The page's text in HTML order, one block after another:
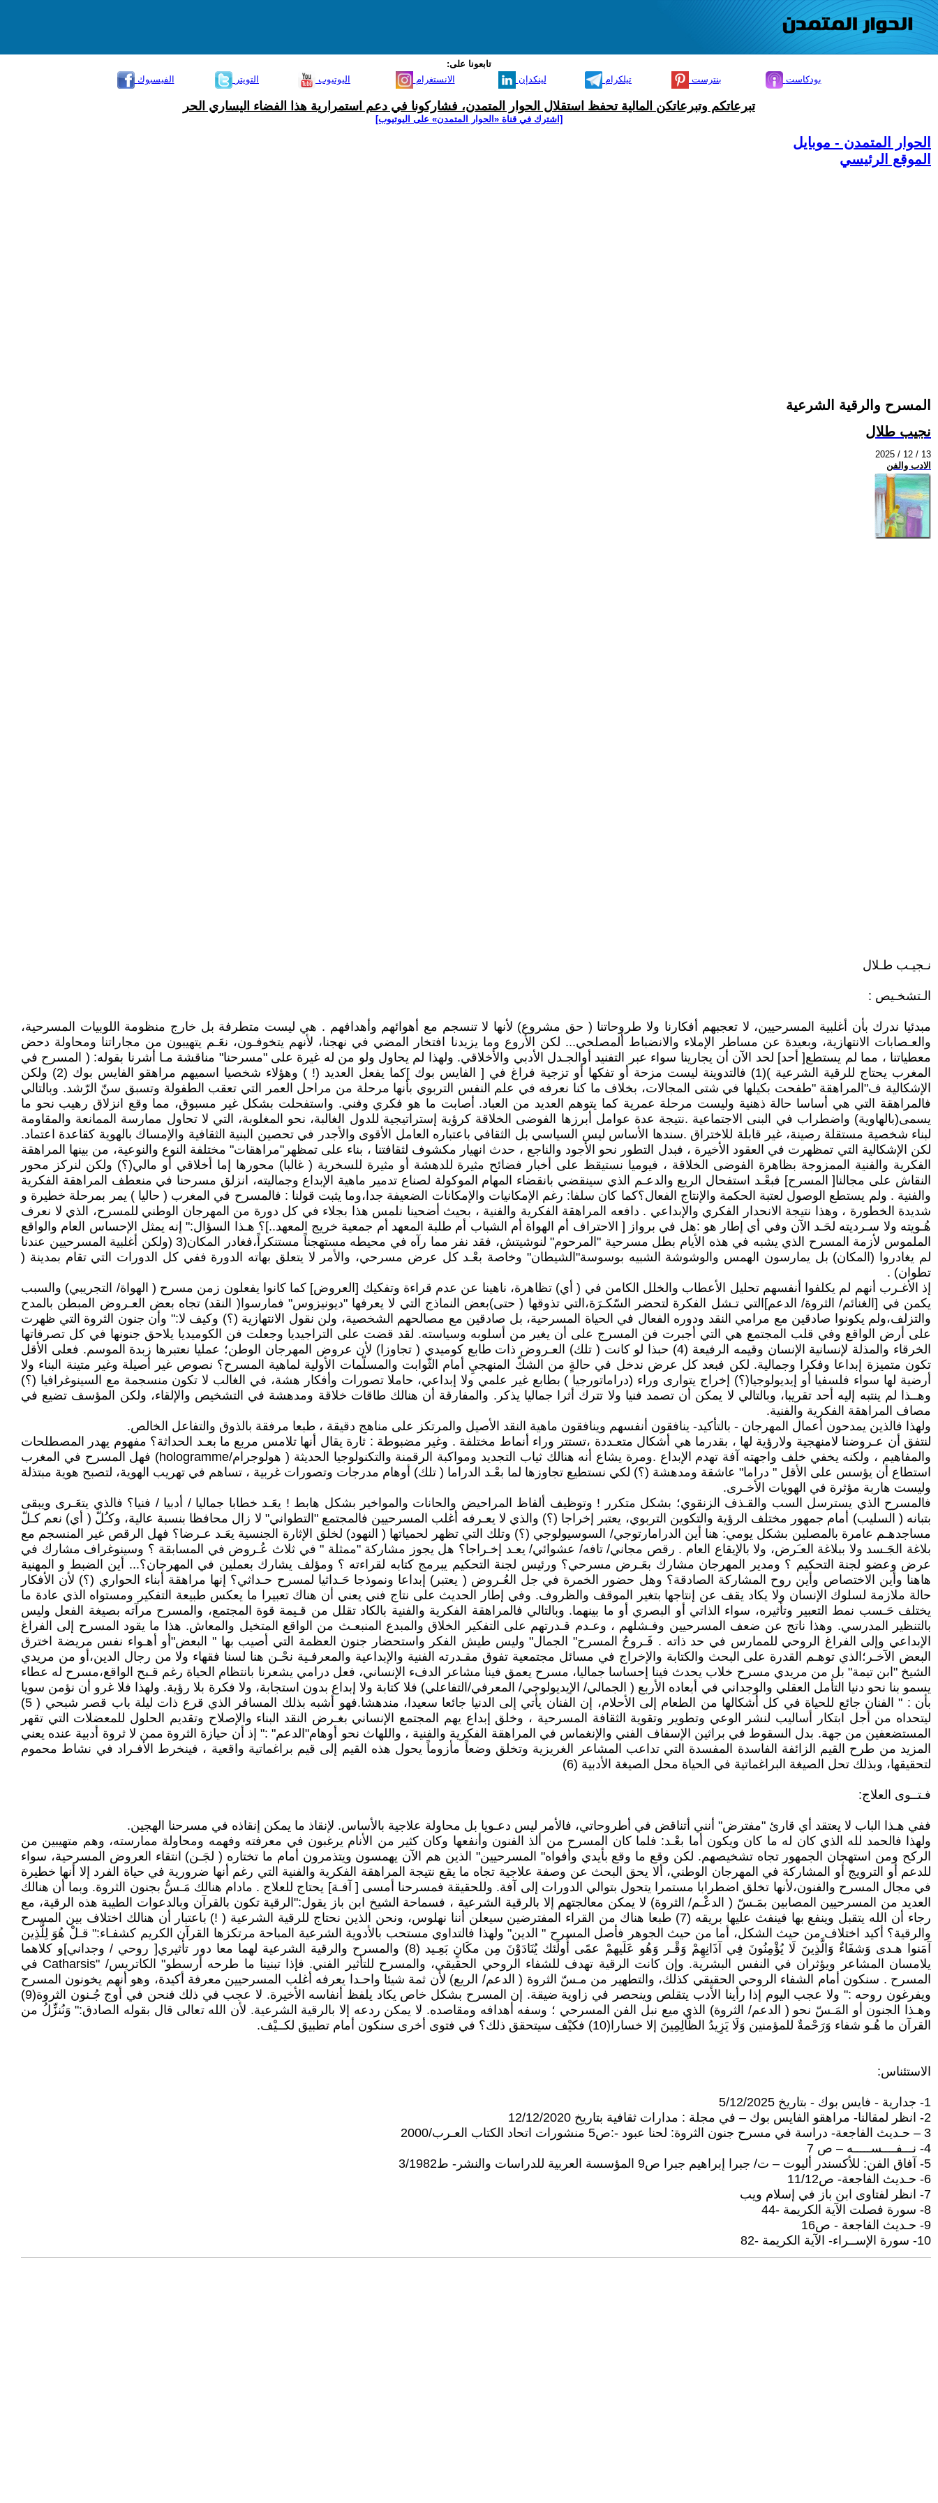
تابعونا على:
الفيسبوك
التويتر اليوتيوب الانستغرام لينكدإن تيلكرام بنترست بودكاست
تبرعاتكم وتبرعاتكن المالية تحفظ استقلال الحوار المتمدن، فشاركونا في دعم استمرارية هذا الفضاء اليساري الحر
[اشترك في قناة ‫«الحوار المتمدن» على اليوتيوب]
الحوار المتمدن - موبايل
الموقع الرئيسي
المسرح والرقية الشرعية
نجيب طلال
2025 / 12 / 13
الادب والفن
نـجيـب طـلال
الـتشخـيص :
مبدئيا ندرك بأن أغلبية المسرحيين، لا تعجبهم أفكارنا ولا طروحاتنا ( حق مشروع) لأنها لا تنسجم مع أهوائهم وأهدافهم . هي ليست متطرفة بل خارج منظومة اللوبيات المسرحية،
والعـصابات الانتهازية، وبعيدة عن مساطر الإملاء والانضباط ألمصلحي... لكن الأروع وما يزيدنا افتخار المضي في نهجنا، لأنهم يتخوفـون، نعَـم يتهيبون من مجاراتنا ومحاولة دحض
معطياتنا ، مما لم يستطع[ أحد] لحد الآن أن يجارينا سواء عبر التفنيد أوالجـدل الأدبي والأخلاقي. ولهذا لم يحاول ولو من له غيرة على "مسرحنا" مناقشة مـا أشرنا بقوله: ( المسرح في
المغرب يحتاج للرقية الشرعية )(1) فالتدوينة ليست مزحة أو تفكها أو تزجية فراغ في [ الفايس بوك ]كما يفعل العديد (! ) وهؤلاء شخصيا اسميهم مراهقو الفايس بوك (2) ولكن
الإشكالية ف"المراهقة "طفحت بكيلها في شتى المجالات، بخلاف ما كنا نعرفه في علم النفس التربوي بأنها مرحلة من مراحل العمر التي تعقب الطفولة وتسبق سنّ الرّشد. وبالتالي
فالمراهقة التي هي أساسا حالة ذهنية وليست مرحلة عمرية كما يتوهم العديد من العباد. أصابت ما هو فكري وفني. واستفحلت بشكل غير مسبوق، مما وقع انزلاق رهيب نحو ما
يسمى(بالهاوية) واضطراب في البنى الاجتماعية .نتيجة عدة عوامل أبرزها الفوضى الخلاقة كرؤية إستراتيجية للدول الغالبة، نحو المغلوبة، التي لا تحاول ممارسة الممانعة والمقاومة
لبناء شخصية مستقلة رصينة، غير قابلة للاختراق .سندها الأساس ليس السياسي بل الثقافي باعتباره العامل الأقوى والأجدر في تحصين البنية الثقافية والإمساك بالهوية كقاعدة اعتماد.
لكن الإشكالية التي تمظهرت في العقود الأخيرة ، فبدل التطور نحو الأجود والناجع ، حدث انهيار مكشوف لثقافتنا ، بناء على تمظهر"مراهقات" مختلفة النوع والنوعية، من بينها المراهقة
الفكرية والفنية الممزوجة بظاهرة الفوضى الخلاقة ، فيوميا نستيقظ على أخبار فضائح مثيرة للدهشة أو مثيرة للسخرية ( غالبا) محورها إما أخلاقي أو مالي(؟) ولكن لنركز محور
النقاش على مجالنا[ المسرح] فبعْـد استفحال الريع والدعـم الذي سينقضي بانقضاء المهام الموكولة لصناع تدمير ماهية الإبداع وجماليته، انزلق مسرحنا في منعطف المراهقة الفكرية
والفنية . ولم يستطع الوصول لعتبة الحكمة والإنتاج الفعال؟كما كان سلفا: رغم الإمكانيات والإمكانات الضعيفة جدا،وما يثبت قولنا : فالمسرح في المغرب ( حاليا ) يمر بمرحلة خطيرة و
شديدة الخطورة ، وهذا نتيجة الانحدار الفكري والإبداعي . دافعه المراهقة الفكرية والفنية ، بحيث أضحينا نلمس هذا بجلاء في كل دورة من المهرجان الوطني للمسرح، الذي لا نعرف
هُـويته ولا سـرديته لحَـد الآن وفي أي إطار هو :هل في برواز [ الاحتراف أم الهواة أم الشباب أم طلبة المعهد أم جمعية خريج المعهد..]؟ هـذا السؤال:" إنه يمثل الإحساس العام والواقع
الملموس لأزمة المسرح الذي يشبه في هذه الأيام بطل مسرحية "المرحوم" لنوشيتش، فقد نفر مما رآه في محيطه مستهجناً مستنكراً،فغادر المكان(3 (ولكن أغلبية المسرحيين عندنا
لم يغادروا (المكان) بل يمارسون الهمس والوشوشة الشبيه بوسوسة"الشيطان" وخاصة بعْـد كل عرض مسرحي، والأمر لا يتعلق بهاته الدورة ففي كل الدورات التي تقام بمدينة (
تطوان) .
إذ الأغـرب أنهم لم يكلفوا أنفسهم تحليل الأعطاب والخلل الكامن في ( أي) تظاهرة، ناهينا عن عدم قراءة وتفكيك [العروض] كما كانوا يفعلون زمن مسرح ( الهواة/ التجريبي) والسبب
يكمن في [الغنائم/ الثروة/ الدعم]التي تـشل الفكرة لتحضر السّكـرَة،التي تذوقها ( حتى)بعض النماذج التي لا يعرفها "ديونيزوس" فمارسوا( النقد) تجاه بعض العـروض المبطن بالمدح
والتزلف،ولم يكونوا صادقين مع مرامي النقد ودوره الفعال في الحياة المسرحية، بل صادقين مع مصالحهم الشخصية، ولن نقول الانتهازية (؟) وكيف لا:" وأن جنون الثروة التي ظهرت
على أرض الواقع وفي قلب المجتمع هي التي أجبرت فن المسرج على أن يغير من أسلوبه وسياسته. لقد قضت على التراجيديا وجعلت فن الكوميديا يلاحق جنونها في كل تصرفاتها
الخرقاء والمذلة لإنسانية الإنسان وقيمه الرفيعة (4) حبذا لو كانت ( تلك) العـروض ذات طابع كوميدي ( تجاوزا) لأن عروض المهرجان الوطن؛ عمليا نعتبرها زبدة الموسم. فعلى الأقل
تكون متميزة إبداعا وفكرا وجمالية. لكن فبعد كل عرض ندخل في حالةٍ من الشكّ المنهجيِ أمام الثّوابت والمسلّمات الأولية لماهية المسرح؟ نصوص غير أصيلة وغير متينة البناء ولا
أرضية لها سواء فلسفيا أو إيديولوجيا(؟) إخراج يتوارى وراء (دراماتورجيا ) بطابع غير علمي ولا إبداعي، حاملا تصورات وأفكار هشة، في الغالب لا تكون منسجمة مع السينوغرافيا (؟)
وهــذا لم ينتبه إليه أحد تقريبا، وبالتالي لا يمكن أن تصمد فنيا ولا تترك أثرا جماليا يذكر. والمفارقة أن هنالك طاقات خلاقة ومدهشة في التشخيص والإلقاء، ولكن المؤسف تضيع في
مصاف المراهقة الفكرية والفنية.
ولهذا فالذين يمدحون أعمال المهرجان - بالتأكيد- ينافقون أنفسهم وينافقون ماهية النقد الأصيل والمرتكز على مناهج دقيقة ، طبعا مرفقة بالذوق والتفاعل الخالص.
لنتفق أن عـروضنا لامنهجية ولارؤية لها ، بقدرما هي أشكال متعـددة ،تستتر وراء أنماط مختلفة . وغير مضبوطة : ثارة يقال أنها تلامس مربع ما بعـد الحداثة؟ مفهوم يهدر المصطلحات
والمفاهيم ، ولكنه يخفي خلف واجهته آفة تهدم الإبداع .ومرة يشاع أنه هنالك ثياب التجديد ومواكبة الرقمنة والتكنولوجيا الحديثة ( هولوجرام/hologramme) فهل المسرح في المغرب
استطاع أن يؤسس على الأقل " دراما" عاشقة ومدهشة (؟) لكي نستطيع تجاوزها لما بعْـد الدراما ( تلك) أوهام مدرجات وتصورات غربية ، تساهم في تهريب الهوية، لتصبح هوية مبتذلة
وليست هاربة مؤثرة في الهويات الأخـرى.
فالمسرح الذي يسترسل السب والقـذف الزنقوي؛ بشكل متكرر ! وتوظيف ألفاظ المراحيض والحانات والمواخير بشكل هابط ! يعَـد خطابا جماليا / أدبيا / فنيا؟ فالذي يتعَـرى ويبقى
بتبانه ( السليب) أمام جمهور مختلف الرؤية والتكوين التربوي، يعتبر إخراجا (؟) والذي لا يعـرفه أغلب المسرحيين فالمجتمع "التطواني" لا زال محافظا بنسبة عالية، وكـُلّ ( أي) نعم كـلّ
مساجدهـم عامرة بالمصلين بشكل يومي: هنا أين الدرامارتوجي/ السوسيولوجي (؟) وتلك التي تظهر لحمياتها ( النهود) لخلق الإثارة الجنسية يعَـد عـرضا؟ فهل الرقص غير المنسجم مع
بلاغة الجَـسد ولا ببلاغة العـَرض، ولا بالإيقاع العام . رقص مجاني/ تافه/ عشوائي/ يعـد إخـراجا؟ هل يجوز مشاركة "ممثلة " في ثلاث عُـروض في المسابقة ؟ وسينوغراف مشارك في
عرض وعضو لجنة التحكيم ؟ ومدير المهرجان مشارك بعَـرض مسرحي؟ ورئيس لجنة التحكيم يبرمج كتابه لقراءته ؟ ومؤلف يشارك بعملين في المهرجان؟... أين الضبط و المهنية
هاهنا وأين الاختصاص وأين روح المشاركة الصادقة؟ وهل حضور الخمرة في جل العُـروض ( يعتبر) إبداعا ونموذجا حَـداثيا لمسرح حـداثي؟ إنها مراهقة أبناء الحواري (؟) لأن الأفكار
حالة ملازمة لسلوك الإنسان ولا يكاد يقف عن إنتاجها بتغير الموقف والظروف. وفي إطار الحديث على نتاج فني يعني أن هناك تعبيرا ما يعكس طبيعة التفكير ومستواه الذي عادة ما
يختلف حَـسب نمط التعبير وتأثيره، سواء الذاتي أو البصري أو ما بينهما. وبالتالي فالمراهقة الفكرية والفنية بالكاد تقلل من قـيمة قوة المجتمع، والمسرح مرآته بصيغة الفعل وليس
بالتنظير المدرسي. وهذا ناتج عن ضعف المسرحيين وفـشلهم ، وعـدم قـدرتهم على التفكير الخلاق والمبدع المنبعـث من الواقع المتخيل والمعاش. هذا ما يقود المسرح إلى الفراغ
الإبداعي وإلى الفراغ الروحي للممارس في حد ذاته . فَـروحُ المسرح" الجمال" وليس طيش الفكر واستحضار جنون العظمة التي أصيب بها " البعض"أو أهـواء نفس مريضة اخترق
البعض الآخـر؛الذي توهـم القدرة على البحث والكتابة والإخراج في مسائل مجتمعية تفوق مقـدرته الفنية والإبداعية والمعرفـية نحْـن هنا لسنا فقهاء ولا من رجال الدين،أو من مريدي
الشيخ "ابن تيمة" بل من مريدي مسرح خلاب يحدث فينا إحساسا جماليا، مسرح يعمق فينا مشاعر الدفء الإنساني، فعل درامي يشعرنا بانتظام الحياة رغم قـبح الواقع،مسرح له عطاء
يسمو بنا نحو دنيا التأمل العقلي والوجداني في أبعاده الأربع ( الجمالي/ الإيديولوجي/ المعرفي/التفاعلي) فلا كتابة ولا إبداع بدون استجابة، ولا فكرة بلا رؤية. ولهذا فلا غرو أن نؤمن سويا
بأن : " الفنان جائع للحياة في كل أشكالها من الطعام إلى الأحلام، إن الفنان يأتي إلى الدنيا جائعا سعيدا، مندهشا.فهو أشبه بذلك المسافر الذي قرع ذات ليلة باب قصر شبحي ( 5)
ليتحداه من أجل ابتكار أساليب لنشر الوعي وتطوير وتقوية الثقافة المسرحية ، وخلق إبداع يهم المجتمع الإنساني بغـرض النقد البناء والإصلاح وتقديم الحلول للمعضلات التي تقهر
المستضعفين من جهة. بدل السقوط في براثين الإسفاف الفني والإنغماس في المراهقة الفكرية والفنية ، واللهاث نحو أوهام"الدعم" :" إذ أن حيازة الثروة ممن لا ثروة أدبية عنده يعني
المزيد من طرح القيم الزائفة الفاسدة المفسدة التي تداعب المشاعر الغريزية وتخلق وضعاً مأزوماً يحول هذه القيم إلى قيم براغماتية واقعية ، فينخرط الأفـراد في نشاط محموم
لتحقيقها، وبذلك تحل الصيغة البراغماتية في الحياة محل الصيغة الأدبية (6)
فـتــوى العلاج:
ففي هـذا الباب لا يعتقد أي قارئ "مفترض" أنني أتناقض في أطروحاتي، فالأمر ليس دعـويا بل محاولة علاجية بالأساس. لإنقاذ ما يمكن إنقاذه في مسرحنا الهجين.
ولهذا فالحمد لله الذي كان له ما كان ويكون أما بعْـد: فلما كان المسرح من ألذ الفنون وأنفعها وكان كثير من الأنام يرغبون في معرفته وفهمه ومحاولة ممارسته، وهم متهيبين من
الركح ومن استهجان الجمهور تجاه تشخيصهم. لكن وقع ما وقع بأيدي وأفواه" المسرحيين" الذين هم الآن يهمسون ويتذمرون أمام ما تختاره ( لجَـن) انتقاء العروض المسرحية، سواء
للدعم أو الترويج أو المشاركة في المهرجان الوطني، ألا يحق البحث عن وصفة علاجية تجاه ما يقع نتيجة المراهقة الفكرية والفنية التي رغم أنها ضرورية في حياة الفرد إلا أنها خطيرة
في مجال المسرح والفنون،لأنها تخلق اضطرابا مستمرا يتحول بتوالي الدورات إلى آفة. وللحقيقة فمسرحنا أمسى [ آفـة] يحتاج للعلاج . مادام هنالك مَـسُّ بجنون الثروة. وبما أن هنالك
العديد من المسرحيين المصابين بمَـسّ ( الدعْـم/ الثروة) لا يمكن معالجتهم إلا بالرقية الشرعية ، فسماحة الشيخ ابن باز يقول:"الرقية تكون بالقرآن وبالدعوات الطيبة هذه الرقية، مع
رجاء أن الله يتقبل وينفع بها فينفث عليها بريقه (7) طبعا هناك من القراء المفترضين سيعلن أننا نهلوس، ونحن الذين نحتاج للرقية الشرعية ( !) باعتبار أن هنالك اختلاف بين المسرح
والرقية؟ أكيد اختلاف من حيث الشكل، أما من حيث الجوهر فأصل المسرح " الدين" ولهذا فالتداوي مستحب بالأدوية الشرعية المباحة مرتكزها القرآن الكريم كشفـاء:" قـلْ هُوَ لِلَّذِين
آمَنوا هـدى وَشفَاءٌ وَالَّذِينَ لَا يُؤْمِنُونَ فِي آذَانِهِمْ وَقْـر وَهُو عَلَيهمْ عمًى أُولَٰئك يُنَادَوْنَ مِن مكَانٍ بَعِـيد (8) والمسرح والرقية الشرعية لهما معا دور تأثيري[ روحي / وجداني]و كلاهما
يلامسان المشاعر ويؤثران في النفس البشرية. وإن كانت الرقية تهدف للشفاء الروحي الحقيقي، والمسرح للتأثير الفني. فإذا تبنينا ما طرحه أرسطو" الكاتريس/ "Catharsis في
المسرح . سنكون أمام الشفاء الروحي الحقيقي كذلك، والتطهير من مـسّ الثروة ( الدعم/ الريع) لأن ثمة شيئا واحـدا يعرفه أغلب المسرحيين معرفة أكيدة، وهو أنهم يخونون المسرح
ويفرغون روحه :" ولا عجب اليوم إذا رأينا الأدب يتقلص وينحصر في زاوية ضيقة. إن المسرح بشكل خاص يكاد يلفظ أنفاسه الأخيرة. لا عجب في ذلك فنحن في أوج جُـنون الثروة(9)
وهـذا الجنون أو المَـسّ نحو ( الدعم/ الثروة) الذي ميع نبل الفن المسرحي ؛ وسفه أهدافه ومقاصده. لا يمكن ردعه إلا بالرقية الشرعية. لأن الله تعالى قال بقوله الصادق:" وَنُنزِّلُ من
القرآن ما هُـو شفاء وَرَحْمةٌ للمؤمنين وَلَا يَزِيدُ الظَّالِمِينَ إلا خسارا(10) فكيْف سيتحقق ذلك؟ في فتوى أخرى سنكون أمام تطبيق لكــيْف.
الاستئناس:
1- جدارية - فايس بوك - بتاريخ 5/12/2025
2- انظر لمقالنا- مراهقو الفايس بوك – في مجلة : مدارات ثقافية بتاريخ 12/12/2020
3 – حـدیث الفاجعة- دراسة في مسرح جنون الثروة: لحنا عبود -:ص5 منشورات اتحاد الكتاب العـرب/2000
4- نـــفــــســـــه – ص 7
5- آفاق الفن: للأكسندر أليوت – ت/ جبرا إبراهيم جبرا ص9 المؤسسة العربية للدراسات والنشر- ط3/1982
6- حـدیث الفاجعة- ص11/12
7- انظر لفتاوى ابن باز في إسلام ويب
8- سورة فصلت الآية الكريمة -44
9- حـدیث الفاجعة - ص16
10- سورة الإســراء- الآية الكريمة -82